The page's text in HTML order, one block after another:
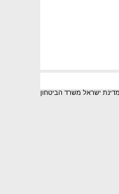
ישראל משרד הביטחון